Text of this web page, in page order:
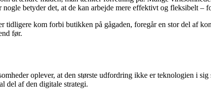
betyder det, at de kan arbejde mere effektivt og fleksibelt –
kom forbi butikken på gågaden, foregår en stor del af
før.
oplever, at den største udfordring ikke er teknologien i sig
del af den digitale strategi.